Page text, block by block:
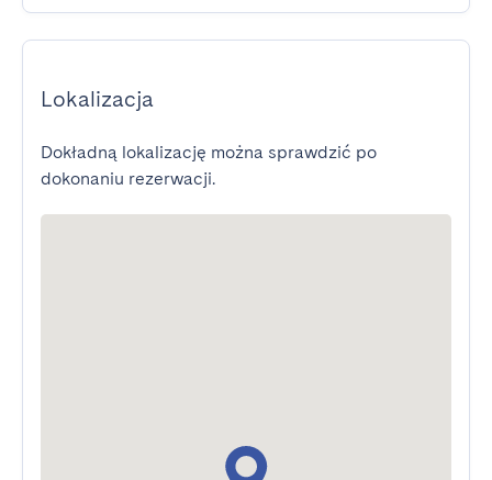
Lokalizacja
Dokładną lokalizację można sprawdzić po
dokonaniu rezerwacji.